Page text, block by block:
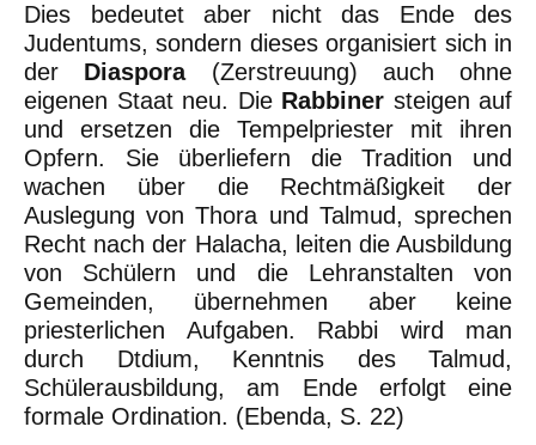
Dies bedeutet aber nicht das Ende des
Judentums, sondern dieses organisiert sich in
der Diaspora(Zerstreuung) auch ohne
eigenen Staat neu. Die Rabbiner steigen auf
und ersetzen die Tempelpriester mit ihren
Opfern. Sie überliefern die Tradition und
wachen über die Rechtmäßigkeit der
Auslegung von Thora und Talmud, sprechen
Recht nach der Halacha, leiten die Ausbildung
von Schülern und die Lehranstalten von
Gemeinden, übernehmen aber keine
priesterlichen Aufgaben. Rabbi wird man
durch Dtdium, Kenntnis des Talmud,
Schülerausbildung, am Ende erfolgt eine
formale Ordination. (Ebenda, S. 22)